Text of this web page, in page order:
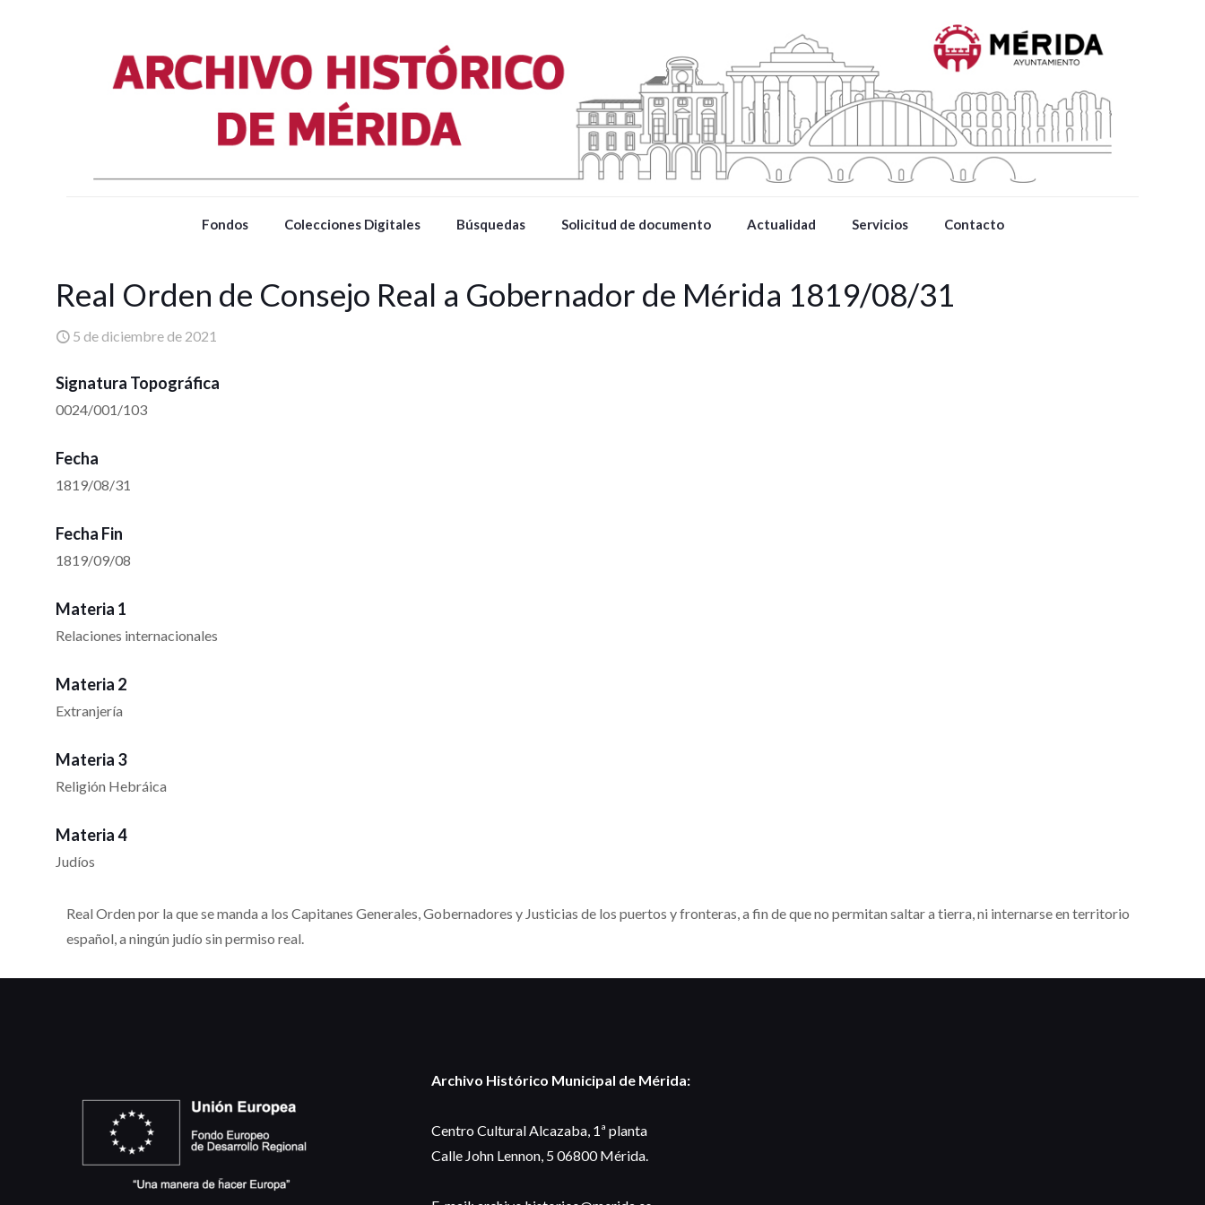
Fondos Colecciones Digitales Búsquedas Solicitud de documento Actualidad Servicios Contacto
Real Orden de Consejo Real a Gobernador de Mérida 1819/08/31
5 de diciembre de 2021
Signatura Topográfica
0024/001/103
Fecha
1819/08/31
Fecha Fin
1819/09/08
Materia 1
Relaciones internacionales
Materia 2
Extranjería
Materia 3
Religión Hebráica
Materia 4
Judíos
Real Orden por la que se manda a los Capitanes Generales, Gobernadores y Justicias de los puertos y fronteras, a fin de que no permitan saltar a tierra, ni internarse en territorio
español, a ningún judío sin permiso real.
Archivo Histórico Municipal de Mérida:
Centro Cultural Alcazaba, 1ª planta
Calle John Lennon, 5 06800 Mérida.